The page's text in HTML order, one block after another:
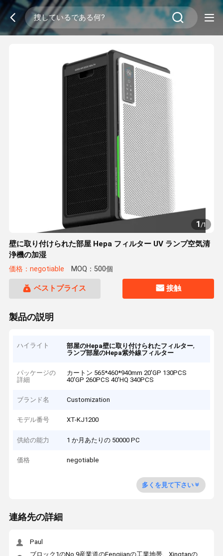
1/1
壁に取り付けられた部屋 Hepa フィルター UV ランプ空気清
浄機の加湿
価格：negotiable MOQ：500個
ベストプライス 接触
製品の説明
ハイライト 部屋のHepa壁に取り付けられたフィルター,
ランプ部屋のHepa紫外線フィルター
パッケージの
詳細
カートン 565*460*940mm 20'GP 130PCS
40'GP 260PCS 40'HQ 340PCS
ブランド名 Customization
モデル番号 XT-KJ1200
供給の能力 1 か月あたりの 50000 PC
価格 negotiable
多くを見て下さい
連絡先の詳細
Paul
ブロック1のNo.9産業道のFengjianの工業地帯、Xingtanの